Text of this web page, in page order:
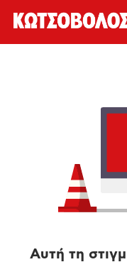
Αυτή τη